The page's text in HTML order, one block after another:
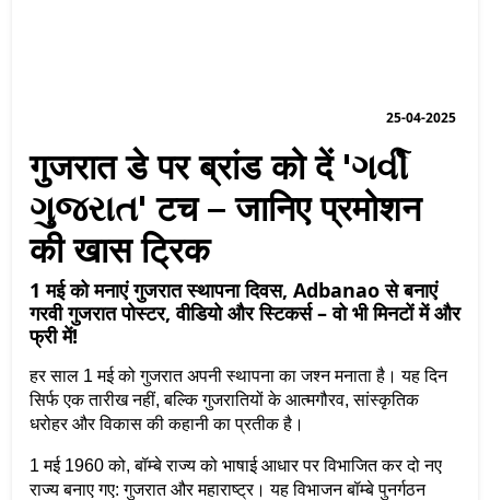
गुजरात डे पर ब्रांड को दें 'ગર્વી
ગુજરાત' टच – जानिए प्रमोशन
की खास ट्रिक
25-04-2025
1 मई को मनाएं गुजरात स्थापना दिवस, Adbanao से बनाएं
गरवी गुजरात पोस्टर, वीडियो और स्टिकर्स – वो भी मिनटों में और
फ्री में!
हर साल 1 मई को गुजरात अपनी स्थापना का जश्न मनाता है। यह दिन
सिर्फ एक तारीख नहीं, बल्कि गुजरातियों के आत्मगौरव, सांस्कृतिक
धरोहर और विकास की कहानी का प्रतीक है।
1 मई 1960 को, बॉम्बे राज्य को भाषाई आधार पर विभाजित कर दो नए
राज्य बनाए गए: गुजरात और महाराष्ट्र। यह विभाजन बॉम्बे पुनर्गठन